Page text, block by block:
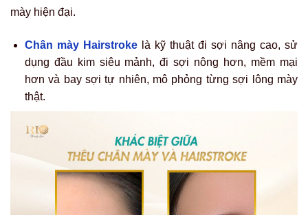
mày hiện đại.
Chân mày Hairstroke là kỹ thuật đi sợi nâng cao, sử
dụng đầu kim siêu mảnh, đi sợi nông hơn, mềm mại
hơn và bay sợi tự nhiên, mô phỏng từng sợi lông mày
thật.